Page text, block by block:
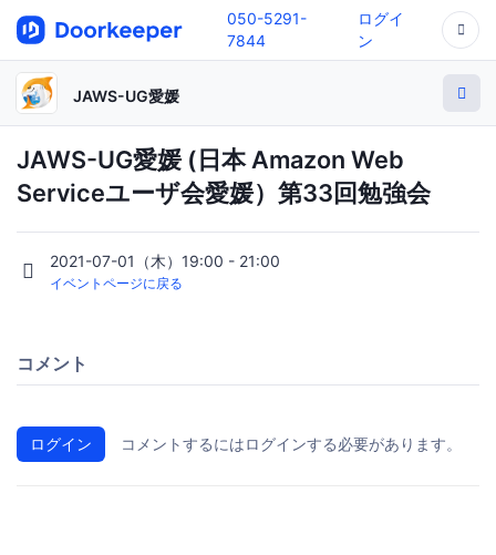
050-5291-
7844
ログイ
ン
JAWS-UG愛媛
JAWS-UG愛媛 (日本 Amazon Web
Serviceユーザ会愛媛）第33回勉強会
2021-07-01（木）19:00 - 21:00
イベントページに戻る
コメント
ログイン コメントするにはログインする必要があります。